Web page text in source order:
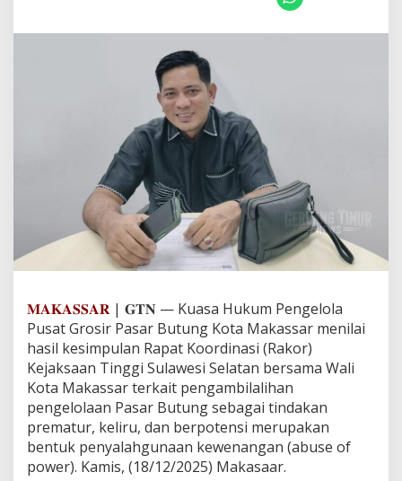
e
l
a
P
s
a
r
B
u
t
n
:
R
a
k
o
r
K
e
j
𝐌𝐀𝐊𝐀𝐒𝐒𝐀𝐑| 𝐆𝐓𝐍 — Kuasa Hukum Pengelola
Pusat Grosir Pasar Butung Kota Makassar menilai
hasil kesimpulan Rapat Koordinasi (Rakor)
Kejaksaan Tinggi Sulawesi Selatan bersama Wali
Kota Makassar terkait pengambilalihan
pengelolaan Pasar Butung sebagai tindakan
prematur, keliru, dan berpotensi merupakan
bentuk penyalahgunaan kewenangan (abuse of
power). Kamis, (18/12/2025) Makasaar.